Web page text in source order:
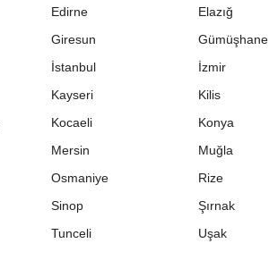
Edirne Elazığ
Giresun Gümüşhane
İstanbul İzmir
Kayseri Kilis
Kocaeli Konya
Mersin Muğla
Osmaniye Rize
Sinop Şırnak
Tunceli Uşak